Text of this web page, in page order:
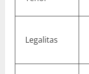
Legalitas